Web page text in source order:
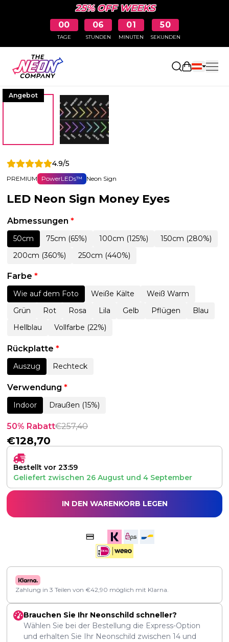
25% OFF WEEKS
00
TAGE
06
STUNDEN
01
MINUTEN
49
SEKUNDEN
Angebot
4.9/5
PREMIUM PowerLEDs™ Neon Sign
LED Neon Sign Money Eyes
Abmessungen *
50cm 75cm (65%) 100cm (125%)
150cm (280%)
200cm (360%)
250cm (440%)
Farbe *
Wie auf dem Foto Weiße Kälte
Weiß Warm
Grün
Rot Rosa Lila Gelb Pflügen
Blau
Hellblau
Vollfarbe (22%)
Rückplatte *
Auszug Rechteck
Verwendung *
Indoor Draußen (15%)
50% Rabatt€257,40
€128,70
Bestellt vor 23:59
Geliefert zwischen 26 August und 4 September
IN DEN WARENKORB LEGEN
Zahlung in 3 Teilen von €42,90 möglich mit Klarna.
Brauchen Sie Ihr Neonschild schneller?
Wählen Sie bei der Bestellung die Express-Option
und erhalten Sie Ihr Neonschild zwischen 14 und